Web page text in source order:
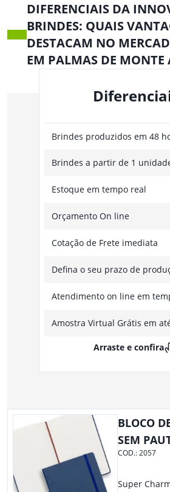
DIFERENCIAIS DA
BRINDES: QUAIS
DESTACAM NO
EM PALMAS DE MONTE
Brindes produzidos em 48
Brindes a partir de 1
Estoque em tempo real
Orçamento On line
Cotação de Frete imediata
Defina o seu prazo de
Atendimento on line em
Amostra Virtual Grátis em
Arraste e confira
BLOCO
SEM
COD.:2057
Super